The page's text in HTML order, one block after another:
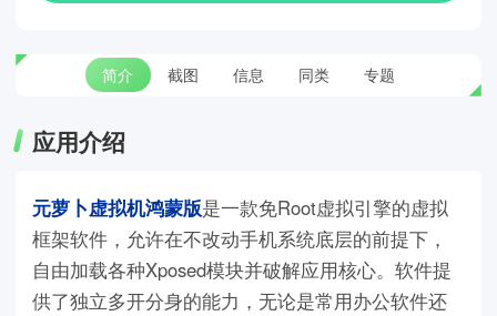
简介 截图 信息 同类 专题
应用介绍
元萝卜虚拟机鸿蒙版是一款免Root虚拟引擎的虚拟
框架软件，允许在不改动手机系统底层的前提下，
自由加载各种Xposed模块并破解应用核心。软件提
供了独立多开分身的能力，无论是常用办公软件还